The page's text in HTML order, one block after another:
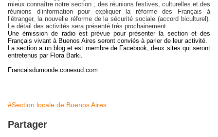
mieux connaître notre section ; des réunions festives, culturelles et des
réunions d’information pour expliquer la réforme des Français à
l’étranger, la nouvelle réforme de la sécurité sociale (accord biculturel).
Le détail des activités sera présenté très prochainement…
Une émission de radio est prévue pour présenter la section et des
Français vivant à Buenos Aires seront conviés à parler de leur activité.
La section a un blog et est membre de Facebook, deux sites qui seront
entretenus par Flora Barki.
Francaisdumonde.conesud.com
#Section locale de Buenos Aires
Partager